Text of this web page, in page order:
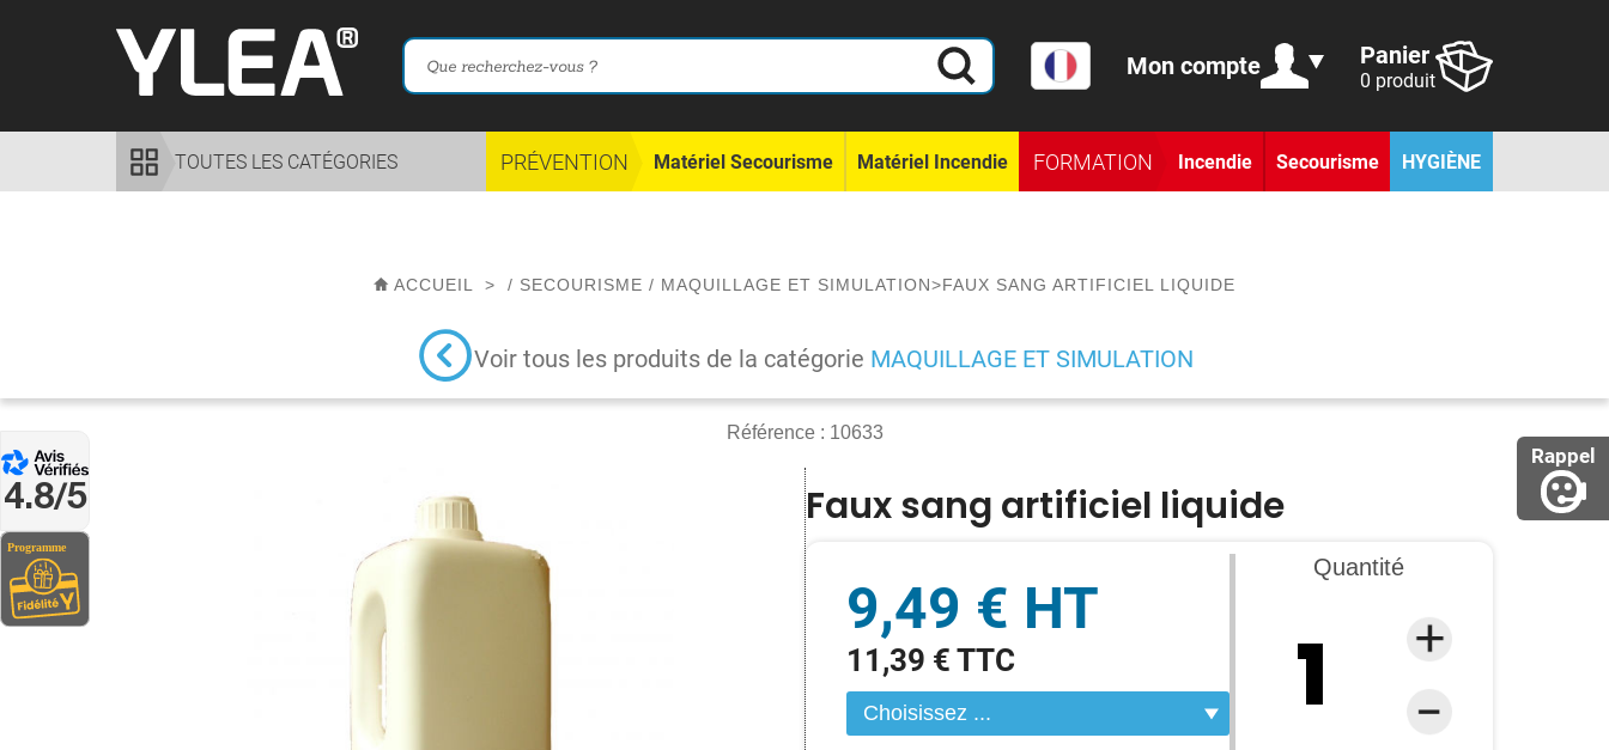
Rappel
4.8/5
Mon compte Panier
0 produit
TOUTES LES CATÉGORIES PRÉVENTION Matériel Secourisme Matériel Incendie FORMATION Incendie Secourisme HYGIÈNE
ACCUEIL > / SECOURISME / MAQUILLAGE ET SIMULATION>FAUX SANG ARTIFICIEL LIQUIDE
Voir tous les produits de la catégorie MAQUILLAGE ET SIMULATION
Référence : 10633
Faux sang artificiel liquide
9,49 € HT
11,39 € TTC
Quantité